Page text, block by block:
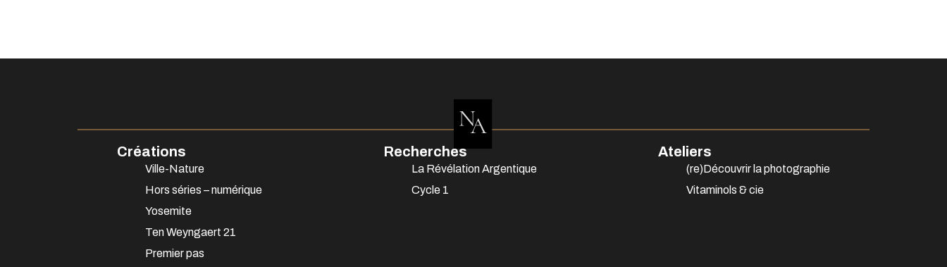
Créations
Ville-Nature
Hors séries – numérique
Yosemite
Ten Weyngaert 21
Premier pas
Recherches
La Révélation Argentique
Cycle 1
Ateliers
(re)Découvrir la photographie
Vitaminols & cie